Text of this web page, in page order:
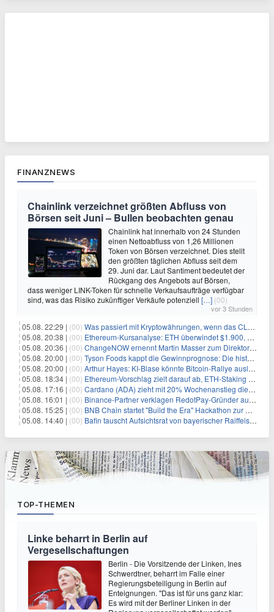
FINANZNEWS
Chainlink verzeichnet größten Abfluss von
Börsen seit Juni – Bullen beobachten genau
Chainlink hat innerhalb von 24 Stunden
einen Nettoabfluss von 1,26 Millionen
Token von Börsen verzeichnet. Dies stellt
den größten täglichen Abfluss seit dem
29. Juni dar. Laut Santiment bedeutet der
Rückgang des Angebots auf Börsen,
dass weniger LINK-Token für schnelle Verkaufsaufträge verfügbar
sind, was das Risiko zukünftiger Verkäufe potenziell […] (00)
vor 3 Stunden
05.08. 22:29 | (00) Was passiert mit Kryptowährungen, wenn das CLARITY-Gesetz diese Woche scheitert? Hougan erklärt
05.08. 20:38 | (00) Ethereum-Kursanalyse: ETH überwindet $1.900, aber größere Herausforderungen stehen bevor
05.08. 20:36 | (00) ChangeNOW ernennt Martin Masser zum Direktor für strategische Partnerschaften
05.08. 20:00 | (00) Tyson Foods kappt die Gewinnprognose: Die historische Rinderkrise will einfach nicht enden
05.08. 20:00 | (00) Arthur Hayes: KI-Blase könnte Bitcoin-Rallye auslösen
05.08. 18:34 | (00) Ethereum-Vorschlag zielt darauf ab, ETH-Staking auf 50 % der Gesamtmenge zu begrenzen
05.08. 17:16 | (00) Cardano (ADA) zieht mit 20% Wochenanstieg die Aufmerksamkeit der Händler auf sich
05.08. 16:01 | (00) Binance-Partner verklagen RedotPay-Gründer auf fast $473 Millionen
05.08. 15:25 | (00) BNB Chain startet "Build the Era" Hackathon zur Entwicklung des offiziellen BNB Agent Studio Marktplatzes
05.08. 14:40 | (00) Bafin tauscht Aufsichtsrat von bayerischer Raiffeisenbank aus
TOP-THEMEN
Linke beharrt in Berlin auf
Vergesellschaftungen
Berlin - Die Vorsitzende der Linken, Ines
Schwerdtner, beharrt im Falle einer
Regierungsbeteiligung in Berlin auf
Enteignungen. "Das ist für uns ganz klar:
Es wird mit der Berliner Linken in der